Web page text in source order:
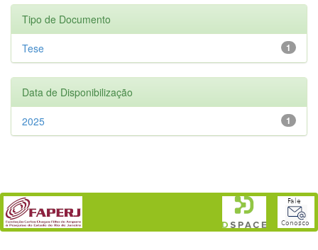
Tipo de Documento
1
Tese
Data de Disponibilização
1
2025